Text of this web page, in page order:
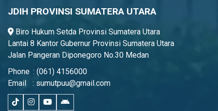
JDIH PROVINSI SUMATERA UTARA
Biro Hukum Setda Provinsi Sumatera Utara
Lantai 8 Kantor Gubernur Provinsi Sumatera Utara
Jalan Pangeran Diponegoro No.30 Medan
Phone : (061) 4156000
Email
: sumutpuu@gmail.com